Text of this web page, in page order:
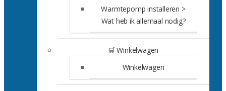
Warmtepomp installeren >
Wat heb ik allemaal nodig?
🛒 Winkelwagen
Winkelwagen